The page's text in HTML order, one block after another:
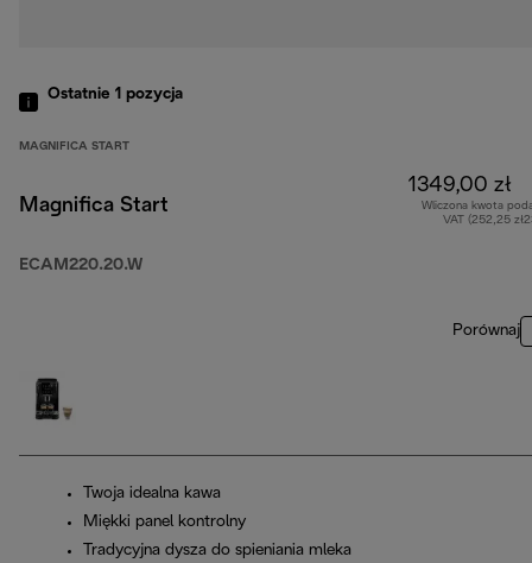
Ostatnie 1 pozycja
MAGNIFICA START
Magnifica Start
ECAM220.20.W
1349,00 zł
Wliczona kwota
VAT (252,25
Porównaj
Twoja idealna kawa
Miękki panel kontrolny
Tradycyjna dysza do spieniania mleka